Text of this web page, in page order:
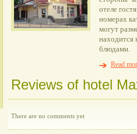
отеле
номерах
могут
блюдами.
Read
Reviews of hotel
There are no comments yet